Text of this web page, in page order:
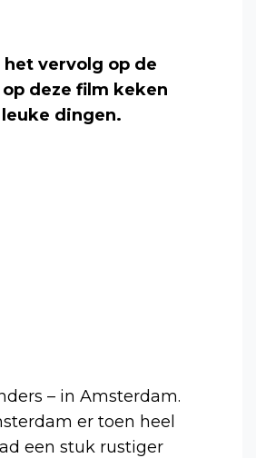
vervolg op de
deze film keken
dingen.
– in Amsterdam.
er toen heel
een stuk rustiger